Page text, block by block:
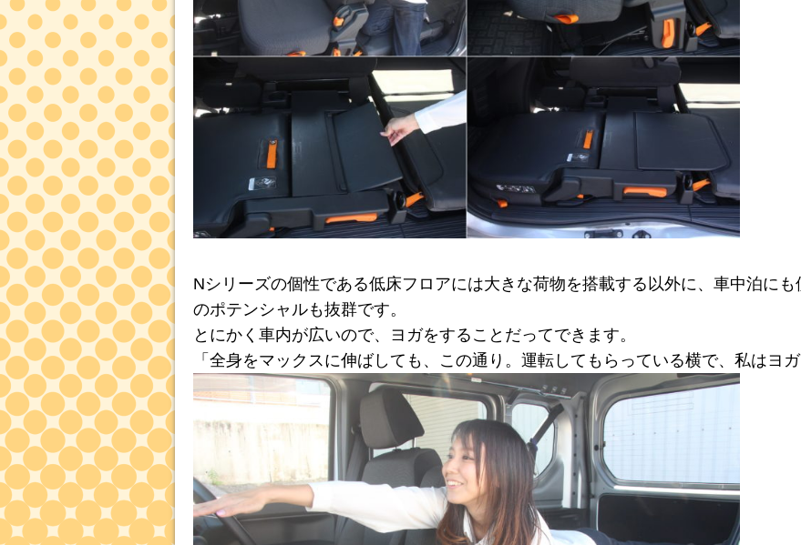
Nシリーズの個性である低床フロアには大きな荷物を搭載する以外に、車中泊に
のポテンシャルも抜群です。
とにかく車内が広いので、ヨガをすることだってできます。
「全身をマックスに伸ばしても、この通り。運転してもらっている横で、私はヨガ